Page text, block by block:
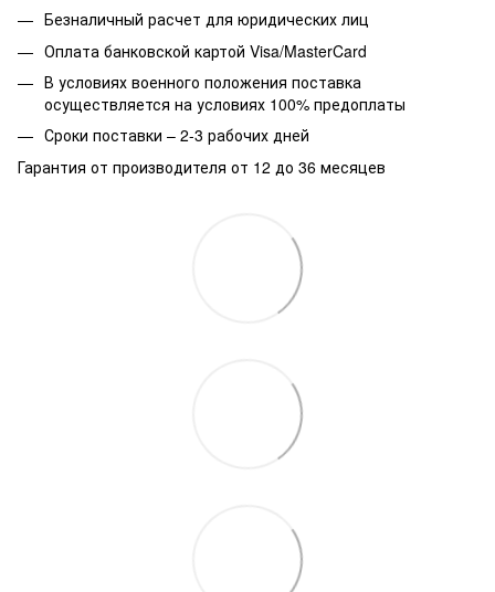
Безналичный расчет для юридических лиц
Оплата банковской картой Visa/MasterCard
В условиях военного положения поставка
осуществляется на условиях 100% предоплаты
Сроки поставки – 2-3 рабочих дней
Гарантия от производителя от 12 до 36 месяцев